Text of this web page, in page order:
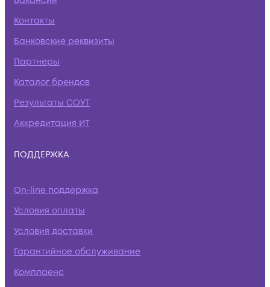
Контакты
Банковские реквизиты
Партнеры
Каталог брендов
Результаты СОУТ
Аккредитация ИТ
ПОДДЕРЖКА
On-line поддержка
Условия оплаты
Условия доставки
Гарантийное обслуживание
Комплаенс